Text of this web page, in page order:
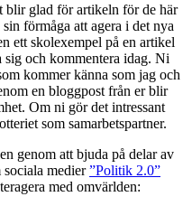
blir glad för artikeln för de här
förmåga att agera i det nya
ett skolexempel på en artikel
sig och kommentera idag. Ni
kommer känna som jag och
en bloggpost från er blir
Om ni gör det intressant
som samarbetspartner.
genom att bjuda på delar av
medier”Politik 2.0”
med omvärlden: